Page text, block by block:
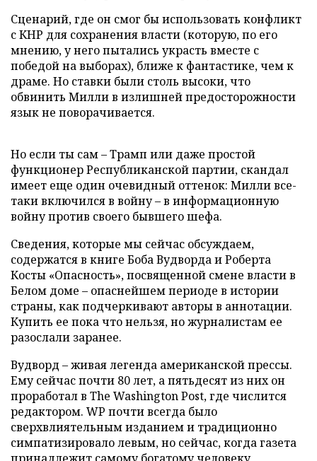
Сценарий, где он смог бы использовать конфликт
с КНР для сохранения власти (которую, по его
мнению, у него пытались украсть вместе с
победой на выборах), ближе к фантастике, чем к
драме. Но ставки были столь высоки, что
обвинить Милли в излишней предосторожности
язык не поворачивается.
Но если ты сам – Трамп или даже простой
функционер Республиканской партии, скандал
имеет еще один очевидный оттенок: Милли все-
таки включился в войну – в информационную
войну против своего бывшего шефа.
Сведения, которые мы сейчас обсуждаем,
содержатся в книге Боба Вудворда и Роберта
Косты «Опасность», посвященной смене власти в
Белом доме – опаснейшем периоде в истории
страны, как подчеркивают авторы в аннотации.
Купить ее пока что нельзя, но журналистам ее
разослали заранее.
Вудворд – живая легенда американской прессы.
Ему сейчас почти 80 лет, а пятьдесят из них он
проработал в The Washington Post, где числится
редактором. WP почти всегда было
сверхвлиятельным изданием и традиционно
симпатизировало левым, но сейчас, когда газета